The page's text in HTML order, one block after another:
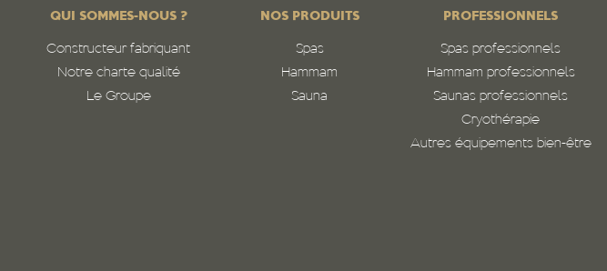
QUI SOMMES-NOUS ?
Constructeur fabriquant
Notre charte qualité
Le Groupe
NOS PRODUITS
Spas
Hammam
Sauna
PROFESSIONNELS
Spas professionnels
Hammam professionnels
Saunas professionnels
Cryothérapie
Autres équipements bien-être